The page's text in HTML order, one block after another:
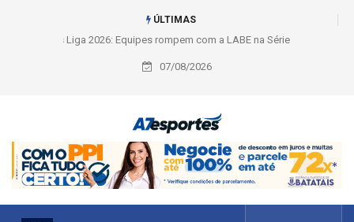
ÚLTIMAS
Liga 2026: Equipes rompem com a LABE na Série Ouro e entidade define
a 2° fase, times e formato
07/08/2026